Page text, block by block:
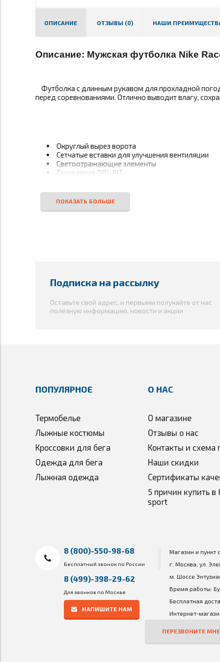
ОПИСАНИЕ ОТЗЫВЫ (0) НАШИ
Описание: Мужская футболка Nike
Футболка с длинным рукавом для прохладной
перед соревнованиями. Отлично выводит влагу,
Округлый вырез ворота
Сетчатые вставки для улучшения вентиляции
Светоотражающие элементы
Технология DRI-FIT
Подписка на рассылку
Оставьте свой адрес, и первыми получайте от нас
полезную информацию, новости и акции
ПОПУЛЯРНОЕ
Термобелье
Лыжные костюмы
Кроссовки для бега
Одежда для бега
Лыжная одежда
О НАС
О магазине
Отзывы о нас
Контакты и схема
Наши скидки
Сертификаты
5 причин купить в
sport
8 (800)-550-98-68
Бесплатный звонок по России
8 (499)-398-29-62
Для звонков по Москве
НАПИШИТЕ НАМ
Магазин и пункт
г. Москва, ул.
м. Шоссе
Время работы:
Бесплатная
Интернет-
ПЕРЕЗВОНИТЕ МНЕ